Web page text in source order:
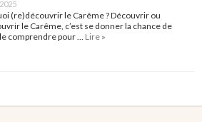
(re)découvrir le Carême ? Découvrir ou
le Carême, c’est se donner la chance de
comprendre pour … Lire »